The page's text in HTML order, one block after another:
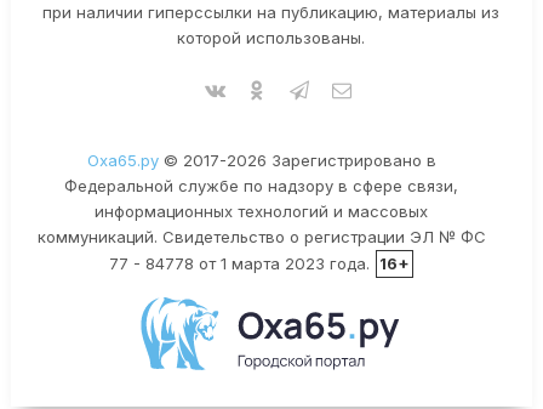
при наличии гиперссылки на публикацию, материалы из
которой использованы.
Оха65.ру© 2017-2026 Зарегистрировано в
Федеральной службе по надзору в сфере связи,
информационных технологий и массовых
коммуникаций. Свидетельство о регистрации ЭЛ № ФС
77 - 84778 от 1 марта 2023 года.
16+